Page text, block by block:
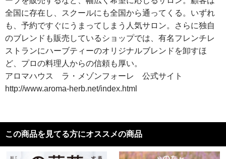
全国に存在し、スクールにも全国から通ってくる。いずれ
も、予約ですぐにうまってしまう人気サロン。さらに独自
のブレンドも販売しているショップでは、有名フレンチレ
ストランにハーブティーのオリジナルブレンドを卸すほ
ど、プロの料理人からの信頼も厚い。
アロマハウス ラ・メゾンフォーレ 公式サイト
http://www.aroma-herb.net/index.html
この商品を見てる方にオススメの商品